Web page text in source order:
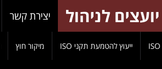
יצירת קשר
ייעוץ להטמעת תקני ISO מיקור חוץ